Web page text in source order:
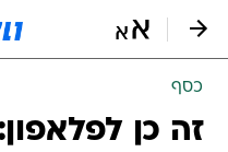
כסף
זה כן